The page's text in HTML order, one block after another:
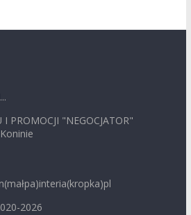
I PROMOCJI "NEGOCJATOR"
2026